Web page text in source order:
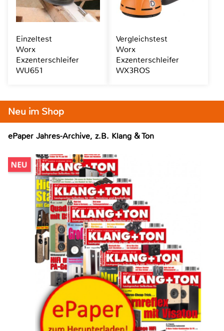
Neu im Shop
ePaper Jahres-Archive, z.B. Klang & Ton
Einzeltest
Worx
Exzenterschleifer
WU651
Vergleichstest
Worx
Exzenterschleifer
WX3ROS